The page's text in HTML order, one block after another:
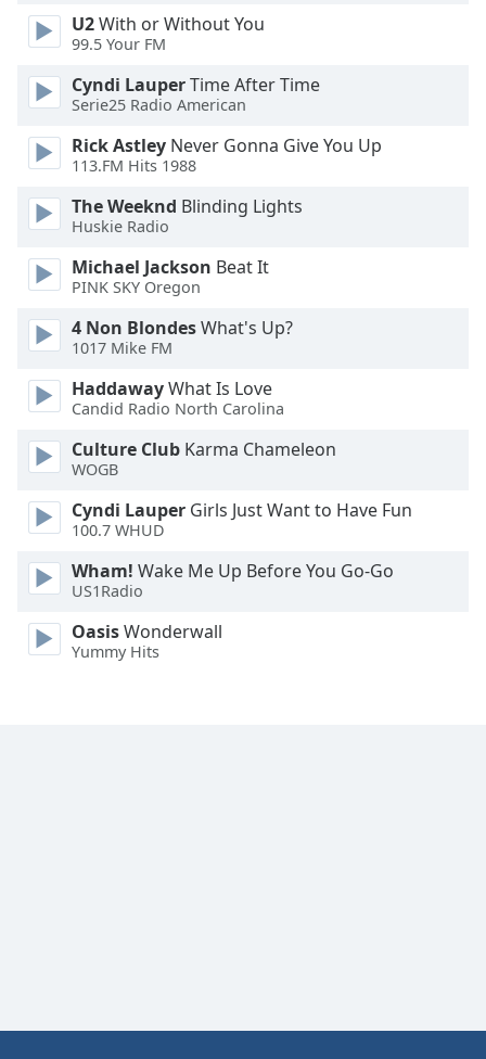
Font
Style
Font
Family
Done
Close
Dialog
End
dialog
window.
U2With or Without You
99.5 Your FM
Cyndi LauperTime After Time
Serie25 Radio American
Rick Astley Never Gonna Give You Up
113.FM Hits 1988
The Weeknd Blinding Lights
Huskie Radio
Michael Jackson Beat It
PINK SKY Oregon
4 Non BlondesWhat's Up?
1017 Mike FM
HaddawayWhat Is Love
Candid Radio North Carolina
Culture Club Karma Chameleon
WOGB
Cyndi Lauper Girls Just Want to Have Fun
100.7 WHUD
Wham! Wake Me Up Before You Go-Go
US1Radio
OasisWonderwall
Yummy Hits